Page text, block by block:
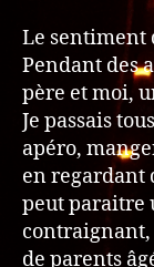
Le sentiment
Pendant des
père et moi,
Je passais
apéro,
en regardant
peut paraitre
contraignant,
de parents